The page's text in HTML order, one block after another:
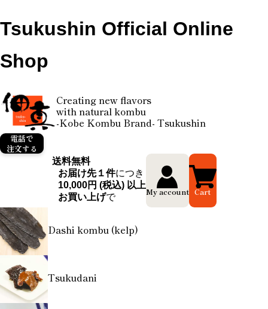
Tsukushin Official Online
Shop
Creating new flavors
with natural kombu
-Kobe Kombu Brand- Tsukushin
電話で
注文する
送料無料
お届け先１件につき
10,000円 (税込) 以上
お買い上げで
My account Cart
Dashi kombu (kelp)
Tsukudani